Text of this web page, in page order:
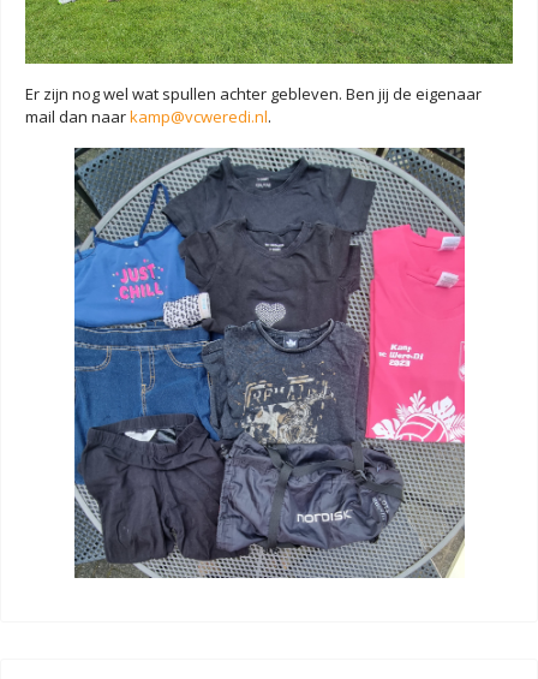
Er zijn nog wel wat spullen achter gebleven. Ben jij de eigenaar
mail dan naarkamp@vcweredi.nl.